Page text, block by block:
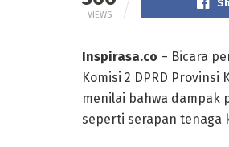
VIEWS
Inspirasa.co – Bicara
Komisi 2 DPRD
menilai bahwa dampak
seperti serapan tenaga